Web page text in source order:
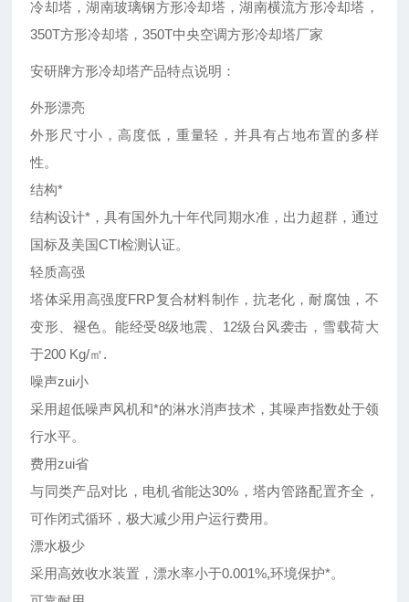
冷却塔，湖南玻璃钢方形冷却塔，湖南横流方形冷却塔，
350T方形冷却塔，350T中央空调方形冷却塔厂家
安研牌方形冷却塔产品特点说明：
外形漂亮
外形尺寸小，高度低，重量轻，并具有占地布置的多样
性。
结构*
结构设计*，具有国外九十年代同期水准，出力超群，通过
国标及美国CTI检测认证。
轻质高强
塔体采用高强度FRP复合材料制作，抗老化，耐腐蚀，不
变形、褪色。能经受8级地震、12级台风袭击，雪载荷大
于200 Kg/㎡.
噪声zui小
采用超低噪声风机和*的淋水消声技术，其噪声指数处于领
行水平。
费用zui省
与同类产品对比，电机省能达30%，塔内管路配置齐全，
可作闭式循环，极大减少用户运行费用。
漂水极少
采用高效收水装置，漂水率小于0.001%,环境保护*。